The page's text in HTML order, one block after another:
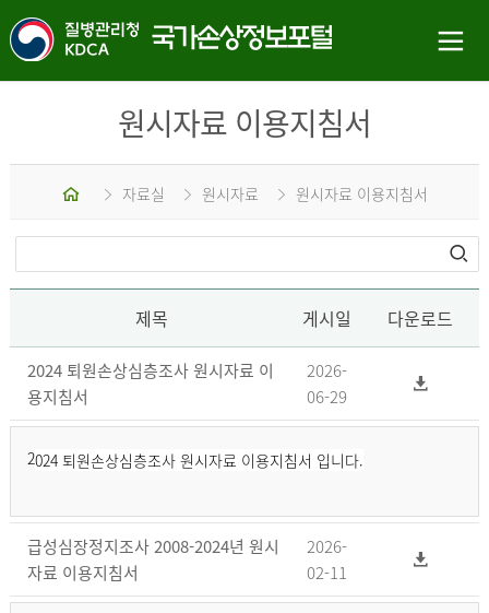
원시자료 이용지침서
홈 자료실 원시자료 원시자료 이용지침서
제목 게시일 다운로드
2024 퇴원손상심층조사 원시자료 이
용지침서
2026-
06-29
2024 퇴원손상심층조사 원시자료 이용지침서 입니다.
급성심장정지조사 2008-2024년 원시
자료 이용지침서
2026-
02-11